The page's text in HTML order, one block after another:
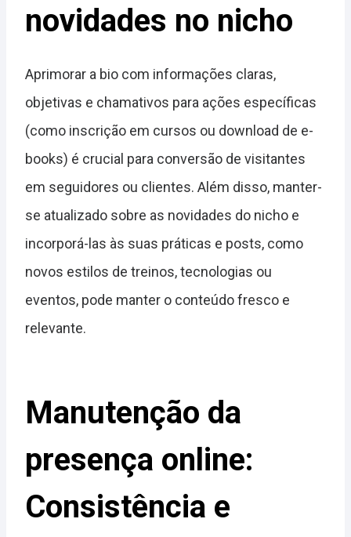
novidades no nicho
Aprimorar a bio com informações claras,
objetivas e chamativos para ações específicas
(como inscrição em cursos ou download de e-
books) é crucial para conversão de visitantes
em seguidores ou clientes. Além disso, manter-
se atualizado sobre as novidades do nicho e
incorporá-las às suas práticas e posts, como
novos estilos de treinos, tecnologias ou
eventos, pode manter o conteúdo fresco e
relevante.
Manutenção da
presença online:
Consistência e